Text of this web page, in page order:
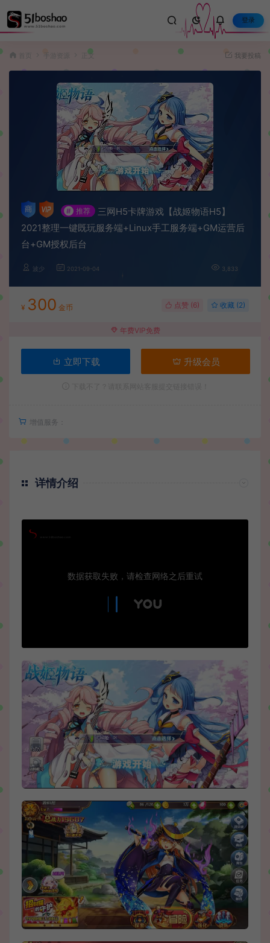
登录
手游资源 正文 我要投稿
# 推荐
三网H5卡牌游戏【战姬物语H5】
2021整理一键既玩服务端+Linux手工服务端+GM运营后
台+GM授权后台
波少 2021-09-04 3,833
¥ 300 金币 点赞 (6) 收藏 (2)
年费VIP免费
立即下载 升级会员
增值服务：
详情介绍